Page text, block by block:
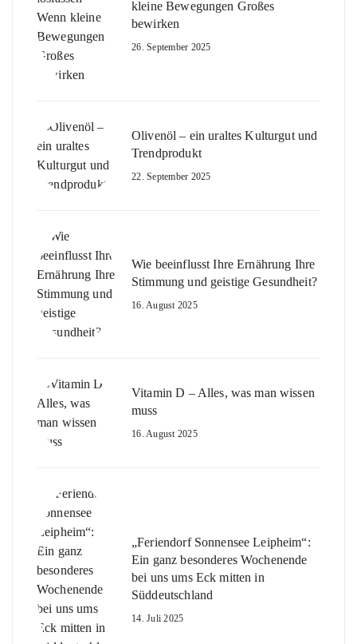
kleine Bewegungen Großes
bewirken
26. September 2025
Olivenöl – ein uraltes Kulturgut und
Trendprodukt
22. September 2025
Wie beeinflusst Ihre Ernährung Ihre
Stimmung und geistige Gesundheit?
16. August 2025
Vitamin D – Alles, was man wissen
muss
16. August 2025
„Feriendorf Sonnensee Leipheim“:
Ein ganz besonderes Wochenende
bei uns ums Eck mitten in
Süddeutschland
14. Juli 2025